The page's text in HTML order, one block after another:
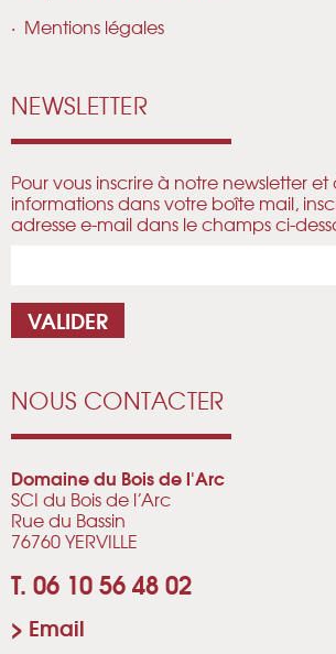
Mentions légales
NEWSLETTER
Pour vous inscrire à notre newsletter
informations dans votre boîte mail,
adresse e-mail dans le champs ci-
NOUS CONTACTER
Domaine du Bois de l'Arc
SCI du Bois de l’Arc
Rue du Bassin
76760 YERVILLE
T. 06 10 56 48 02
> Email